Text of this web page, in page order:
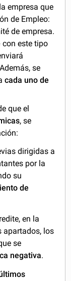
empresa que
de Empleo:
de empresa.
con este tipo
se
cada uno de
que el
, se
dirigidas a
por la
su
de
en la
apartados, los
se
negativa.